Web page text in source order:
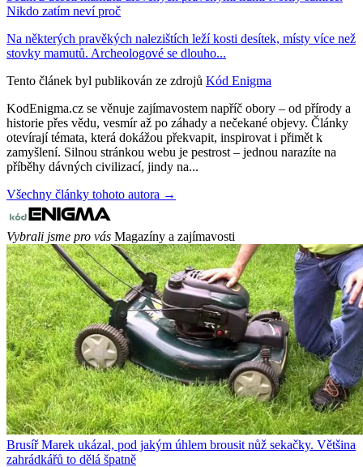
Nikdo zatím neví proč
Na některých pravěkých nalezištích leží kosti desítek, místy více než
stovky mamutů. Archeologové se dlouho...
Tento článek byl publikován ze zdrojů Kód Enigma
KodEnigma.cz se věnuje zajímavostem napříč obory – od přírody a
historie přes vědu, vesmír až po záhady a nečekané objevy. Články
otevírají témata, která dokážou překvapit, inspirovat i přimět k
zamyšlení. Silnou stránkou webu je pestrost – jednou narazíte na
příběhy dávných civilizací, jindy na...
Všechny články tohoto autora →
Vybrali jsme pro vás Magazíny a zajímavosti
Brusíř Marek ukázal, pod jakým úhlem brousit nůž sekačky. Většina
zahrádkářů to dělá špatně